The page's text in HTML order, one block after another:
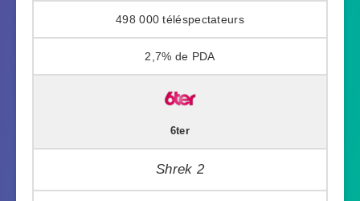
498 000
2,7%
6ter
Shrek 2